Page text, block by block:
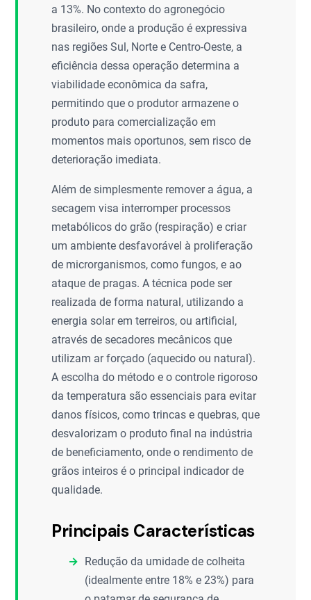
a 13%. No contexto do agronegócio
brasileiro, onde a produção é expressiva
nas regiões Sul, Norte e Centro-Oeste, a
eficiência dessa operação determina a
viabilidade econômica da safra,
permitindo que o produtor armazene o
produto para comercialização em
momentos mais oportunos, sem risco de
deterioração imediata.
Além de simplesmente remover a água, a
secagem visa interromper processos
metabólicos do grão (respiração) e criar
um ambiente desfavorável à proliferação
de microrganismos, como fungos, e ao
ataque de pragas. A técnica pode ser
realizada de forma natural, utilizando a
energia solar em terreiros, ou artificial,
através de secadores mecânicos que
utilizam ar forçado (aquecido ou natural).
A escolha do método e o controle rigoroso
da temperatura são essenciais para evitar
danos físicos, como trincas e quebras, que
desvalorizam o produto final na indústria
de beneficiamento, onde o rendimento de
grãos inteiros é o principal indicador de
qualidade.
Principais Características
Redução da umidade de colheita
(idealmente entre 18% e 23%) para